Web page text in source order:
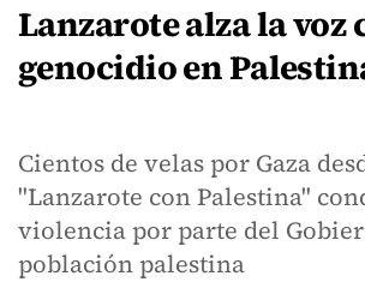
Lanzarote alza la voz
genocidio en
Cientos de velas por Gaza
"Lanzarote con Palestina"
violencia por parte del
población palestina